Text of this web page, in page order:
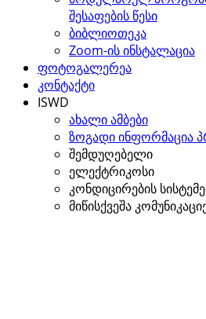
შესაფების წესი
ბიბლიოთეკა
Zoom-ის ინსტალაცია
ფოტოგალერეა
კონტაქტი
ISWD
ახალი ამბები
ზოგადი ინფორმაცია
შემდუღებელი
ელექტრიკოსი
კონდიცირების
მიწისქვეშა